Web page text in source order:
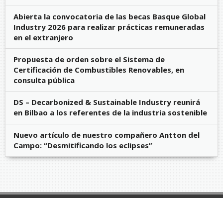
Abierta la convocatoria de las becas Basque Global
Industry 2026 para realizar prácticas remuneradas
en el extranjero
Propuesta de orden sobre el Sistema de
Certificación de Combustibles Renovables, en
consulta pública
DS – Decarbonized & Sustainable Industry reunirá
en Bilbao a los referentes de la industria sostenible
Nuevo artículo de nuestro compañero Antton del
Campo: “Desmitificando los eclipses”